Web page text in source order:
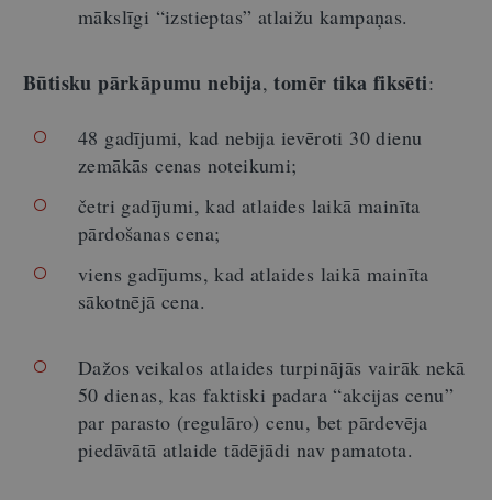
mākslīgi “izstieptas” atlaižu kampaņas.
Būtisku pārkāpumu nebija, tomēr tika fiksēti:
48 gadījumi, kad nebija ievēroti 30 dienu
zemākās cenas noteikumi;
četri gadījumi, kad atlaides laikā mainīta
pārdošanas cena;
viens gadījums, kad atlaides laikā mainīta
sākotnējā cena.
Dažos veikalos atlaides turpinājās vairāk nekā
50 dienas, kas faktiski padara “akcijas cenu”
par parasto (regulāro) cenu, bet pārdevēja
piedāvātā atlaide tādējādi nav pamatota.